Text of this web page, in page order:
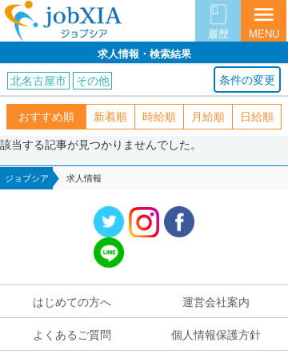
履歴
menu
MENU
求人情報・検索結果
条件の変更
北名古屋市 その他
おすすめ順 新着順 時給順 月給順 日給順
該当する記事が見つかりませんでした。
ジョブシア 求人情報
はじめての方へ 運営会社案内
よくあるご質問 個人情報保護方針